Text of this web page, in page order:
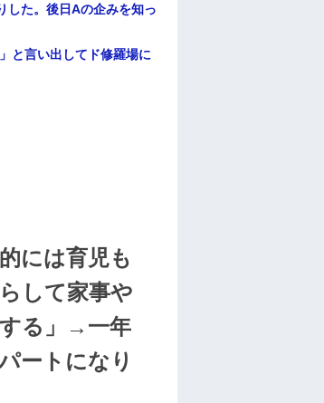
した。後日Aの企みを知っ
と言い出してド修羅場に
には育児も
して家事や
る」→一年
ートになり